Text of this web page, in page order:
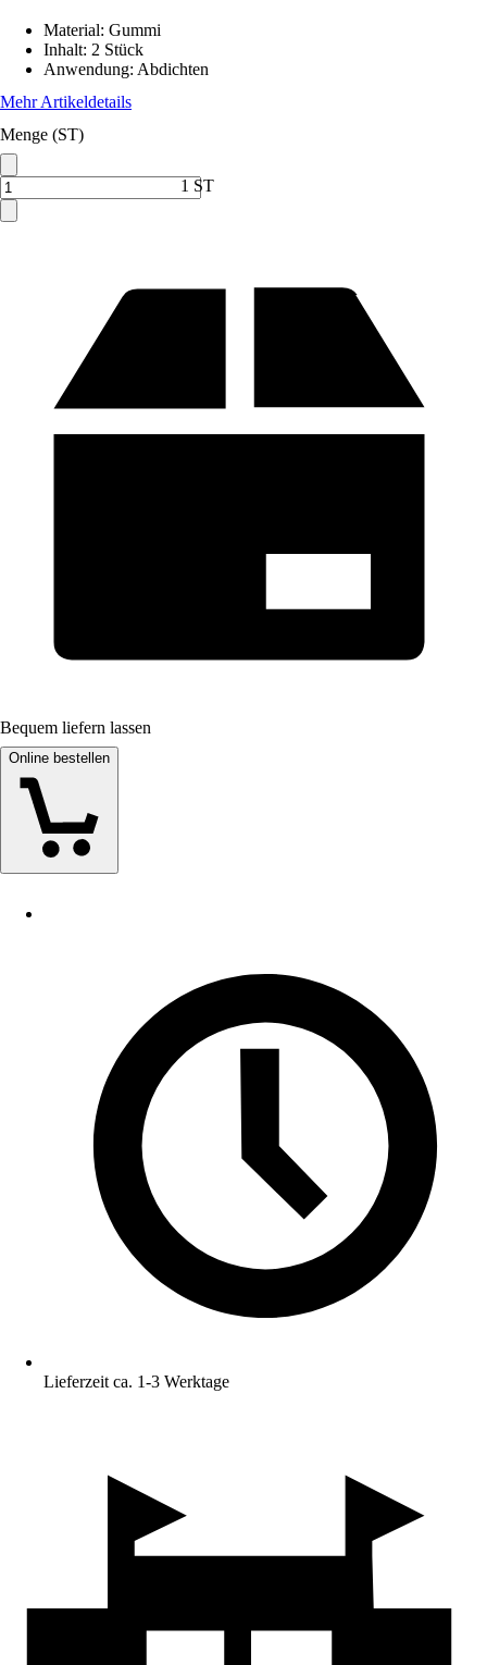
Material: Gummi
Inhalt: 2 Stück
Anwendung: Abdichten
Mehr Artikeldetails
Menge (ST)
1 ST
Bequem liefern lassen
Online bestellen
Lieferzeit ca. 1-3 Werktage